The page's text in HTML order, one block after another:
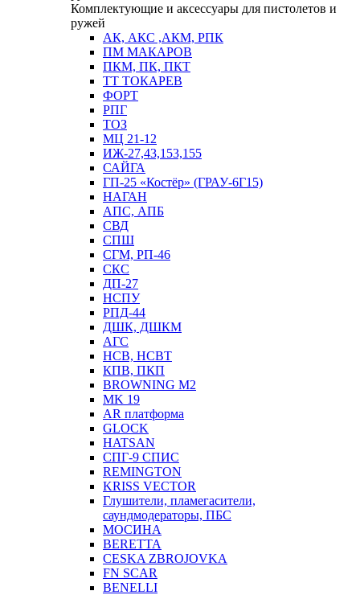
Комплектующие и аксессуары для пистолетов и
ружей
АК, АКС ,АКМ, РПК
ПМ МАКАРОВ
ПКМ, ПК, ПКТ
ТТ ТОКАРЕВ
ФОРТ
РПГ
ТОЗ
МЦ 21-12
ИЖ-27,43,153,155
САЙГА
ГП-25 «Костёр» (ГРАУ-6Г15)
НАГАН
АПС, АПБ
СВД
СПШ
СГМ, РП-46
СКС
ДП-27
НСПУ
РПД-44
ДШК, ДШКМ
АГС
НСВ, НСВТ
КПВ, ПКП
BROWNING M2
MK 19
AR платформа
GLOCK
HATSAN
СПГ-9 СПИС
REMINGTON
KRISS VECTOR
Глушители, пламегасители,
саундмодераторы, ПБС
МОСИНА
BERETTA
CESKA ZBROJOVKA
FN SCAR
BENELLI